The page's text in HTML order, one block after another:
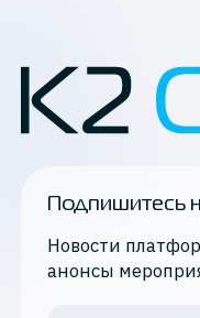
Подпишитесь
Новости
анонсы